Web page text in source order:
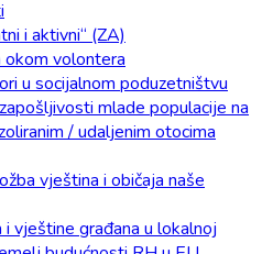
i aktivni“ (ZA)
okom volontera
u socijalnom poduzetništvu
mlade populacije na
/ udaljenim otocima
vještina i običaja naše
i vještine građana u lokalnoj